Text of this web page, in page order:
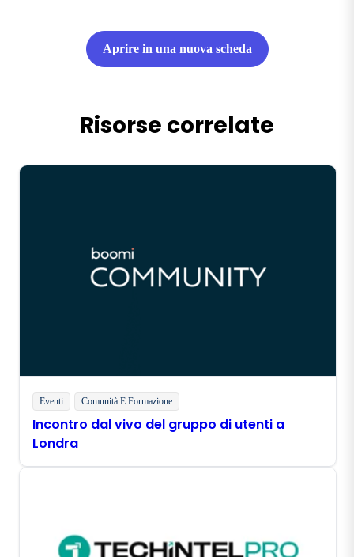
Aprire in una nuova scheda
Risorse correlate
Eventi Comunità E Formazione
Incontro dal vivo del gruppo di utenti a
Londra